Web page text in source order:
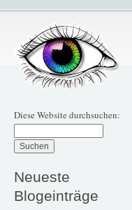
Diese Website durchsuchen:
Neueste
Blogeinträge